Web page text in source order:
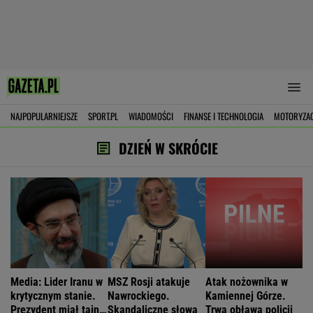
NAJPOPULARNIEJSZE SPORT.PL WIADOMOŚCI FINANSE I TECHNOLOGIA
DZIEŃ W SKRÓCIE
Media: Lider Iranu w
krytycznym stanie.
Prezydent miał tajne
MSZ Rosji atakuje
Nawrockiego.
Skandaliczne słowa
Atak nożownika w
Kamiennej Górze.
Trwa obława policji